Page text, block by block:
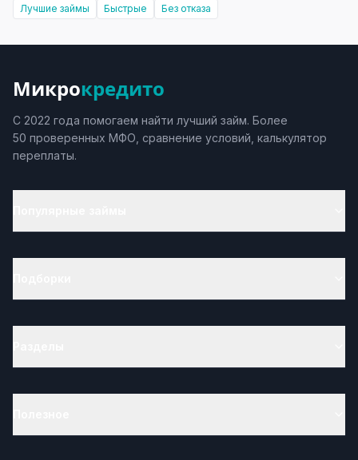
Лучшие займы Быстрые Без отказа
Микрокредито
С 2022 года помогаем найти лучший займ. Более
50 проверенных МФО, сравнение условий, калькулятор
переплаты.